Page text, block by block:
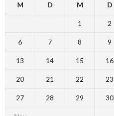
M D M D
1 2
6 7 8 9
13 14 15 16
20 21 22 23
27 28 29 30